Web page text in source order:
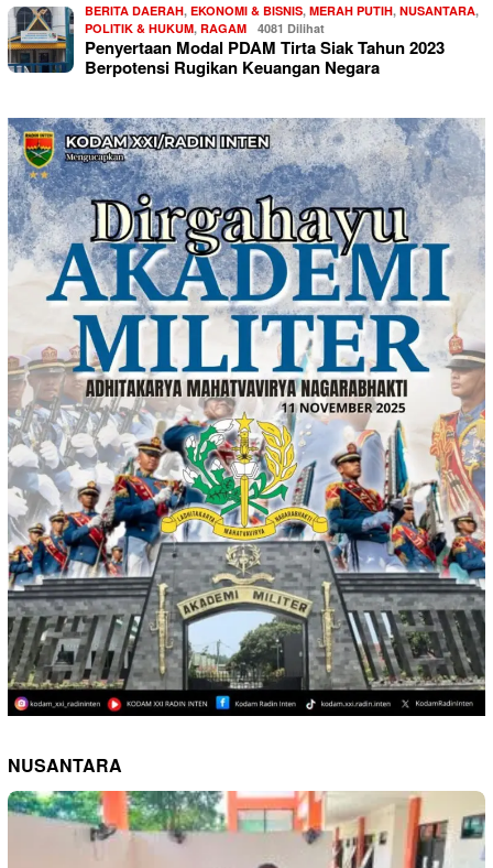
BERITA DAERAH, EKONOMI & BISNIS, MERAH PUTIH, NUSANTARA,
POLITIK & HUKUM, RAGAM 4081 Dilihat
Penyertaan Modal PDAM Tirta Siak Tahun 2023
Berpotensi Rugikan Keuangan Negara
NUSANTARA